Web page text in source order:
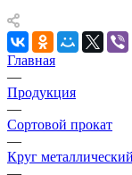
Главная
—
Продукция
—
Сортовой прокат
—
Круг металлический